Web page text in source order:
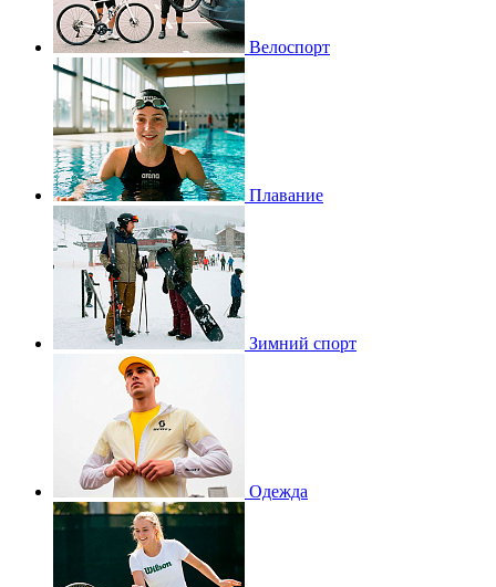
Велоспорт
Плавание
Зимний спорт
Одежда